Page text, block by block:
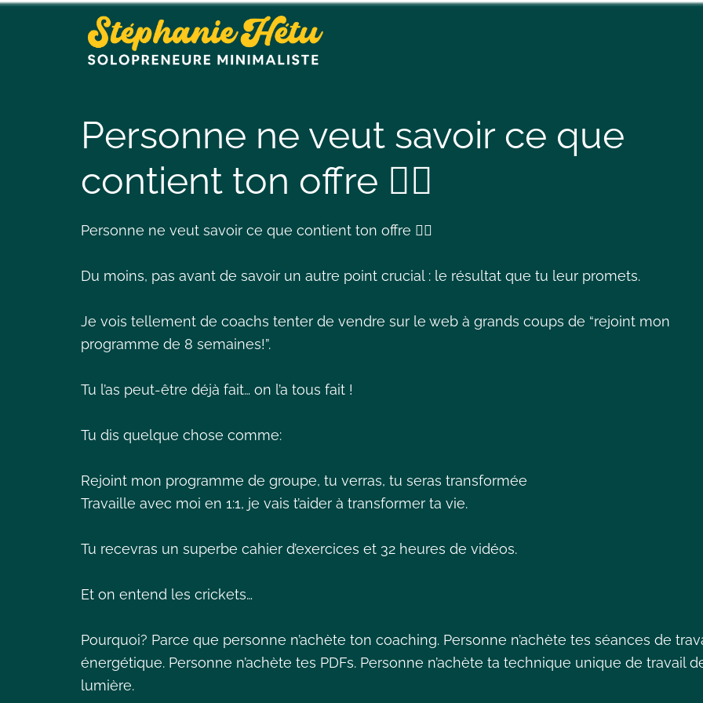
Personne ne veut savoir ce que
contient ton offre 🤷‍♀️
Personne ne veut savoir ce que contient ton offre 🤷‍♀️
Du moins, pas avant de savoir un autre point crucial : le résultat que tu leur promets.
Je vois tellement de coachs tenter de vendre sur le web à grands coups de “rejoint mon
programme de 8 semaines!”.
Tu l’as peut-être déjà fait… on l’a tous fait !
Tu dis quelque chose comme:
Rejoint mon programme de groupe, tu verras, tu seras transformée
Travaille avec moi en 1:1, je vais t’aider à transformer ta vie.
Tu recevras un superbe cahier d’exercices et 32 heures de vidéos.
Et on entend les crickets…
Pourquoi? Parce que personne n’achète ton coaching. Personne n’achète tes séances de
énergétique. Personne n’achète tes PDFs. Personne n’achète ta technique unique de travail
lumière.